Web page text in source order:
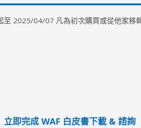
至 2025/04/07 凡為初次購買或從他家移
即完成 WAF 白皮書下載 & 諮詢